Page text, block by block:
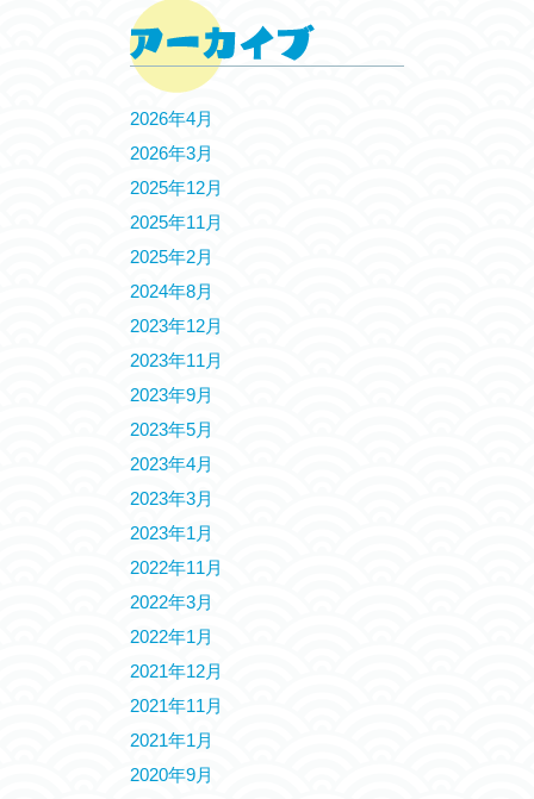
2026年4月
2026年3月
2025年12月
2025年11月
2025年2月
2024年8月
2023年12月
2023年11月
2023年9月
2023年5月
2023年4月
2023年3月
2023年1月
2022年11月
2022年3月
2022年1月
2021年12月
2021年11月
2021年1月
2020年9月